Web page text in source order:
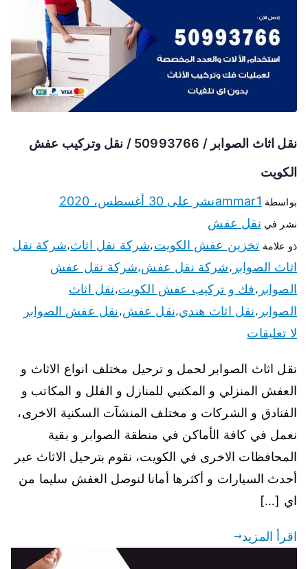
نقل اثاث الصوابر / 50993766 / نقل وتركيب عفش
الكويت
بواسطة ammar1نشر على 30 أغسطس، 2020
نشر في نقل عفش
ذو علامة تخزين عفش الكويت،شركة نقل اثاث،شركة نقل
اثاث الصوابر ،شركة نقل عفش،شركة نقل عفش
الصوابر ،فك و تركيب عفش الكويت،نقل اثاث
الصوابر ،نقل اثاث هندي،نقل عفش،نقل عفش الصوابر
لا تعليقات
نقل اثاث الصوابر لحمل و ترحيل مختلف انواع الاثاث و
العفش المنزلي و المكتبي للمنازل و الفلل و المكاتب و
الفنادق و الشركات و مختلف المنشآت السكنية الاخرى،
نعمل في كافة الأماكن في منطقة الصوابر و بقية
المحافظات الاخرى في الكويت، نقوم بترحيل الاثاث عبر
أحدث السيارات و أكثرها أمانا لنوصل العفش سليما من
اي […]
اقرأ المزيد